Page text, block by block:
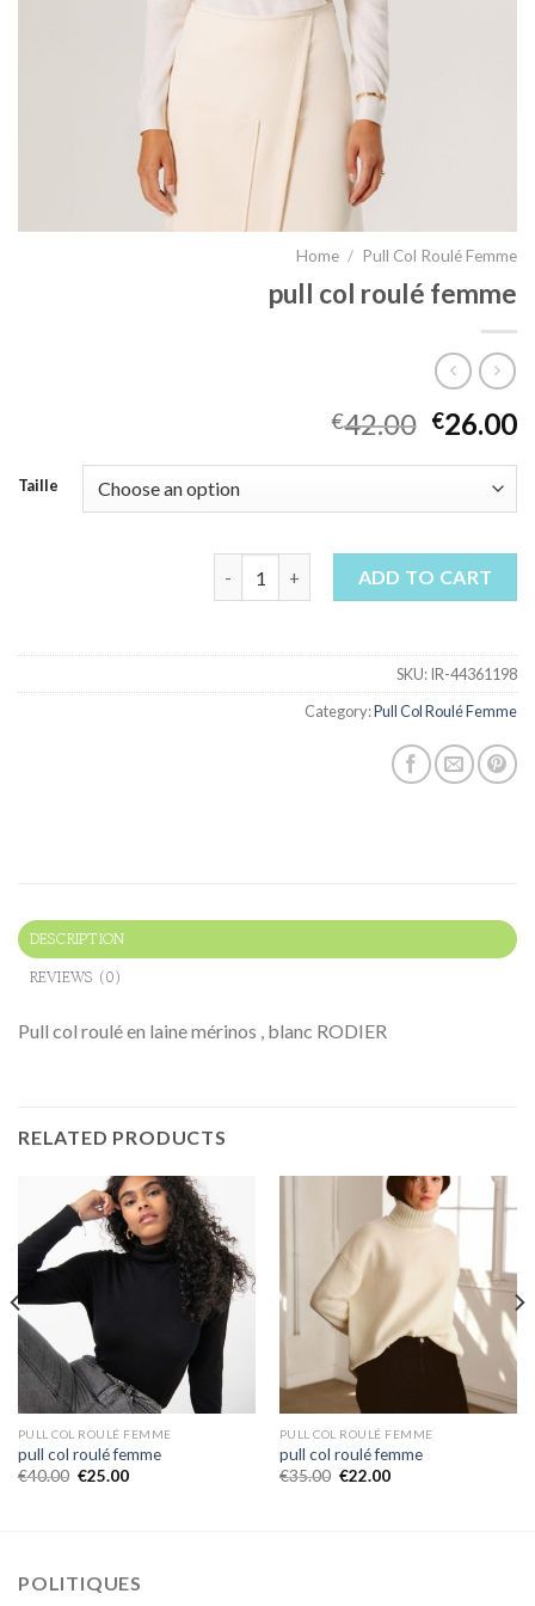
Home / Pull Col Roulé Femme
pull col roulé femme
€42.00 €26.00
Taille
ADD TO CART
SKU:IR-44361198
Category:Pull Col Roulé Femme
DESCRIPTION
REVIEWS (0)
Pull col roulé en laine mérinos , blanc RODIER
RELATED PRODUCTS
PULL COL ROULÉ FEMME
pull col roulé femme
€40.00 €25.00
PULL COL ROULÉ FEMME
pull col roulé femme
€35.00 €22.00
POLITIQUES